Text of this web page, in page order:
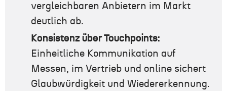
vergleichbaren Anbietern im Markt
deutlich ab.
Konsistenz über Touchpoints:
Einheitliche Kommunikation auf
Messen, im Vertrieb und online sichert
Glaubwürdigkeit und Wiedererkennung.